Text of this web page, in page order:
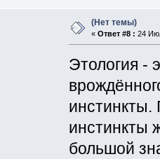
(Нет темы)
« Ответ #8 : 24
Этология -
инстинкты.
инстинкты
большой